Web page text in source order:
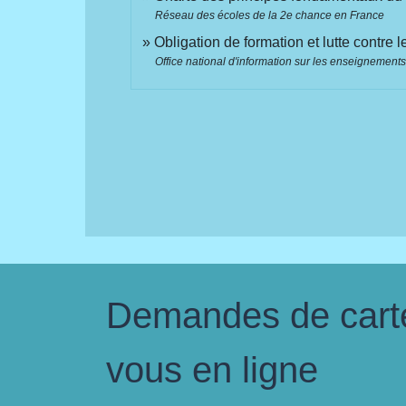
Réseau des écoles de la 2e chance en France
Obligation de formation et lutte contre
Office national d'information sur les
Demandes de
vous en ligne